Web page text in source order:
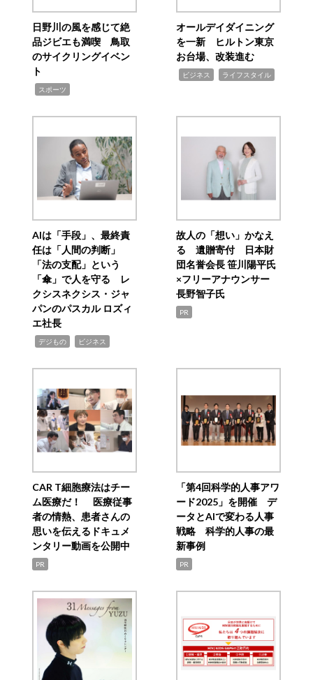
日野川の風を感じて絶
品ジビエも満喫 鳥取
のサイクリングイベン
ト
スポーツ
オールデイダイニング
を一新 ヒルトン東京
お台場、改装進む
ビジネス ライフスタイル
AIは「手段」、最終責
任は「人間の判断」
「法の支配」という
「傘」で人を守る レ
クシスネクシス・ジャ
パンのパスカル ロズィ
エ社長
デジもの ビジネス
故人の「想い」かなえ
る 遺贈寄付 日本財
団名誉会長 笹川陽平氏
×フリーアナウンサー
長野智子氏
PR
CAR T細胞療法はチー
ム医療だ！ 医療従事
者の情熱、患者さんの
思いを伝えるドキュメ
ンタリー動画を公開中
PR
「第4回科学的人事アワ
ード2025」を開催 デ
ータとAIで変わる人事
戦略 科学的人事の最
新事例
PR